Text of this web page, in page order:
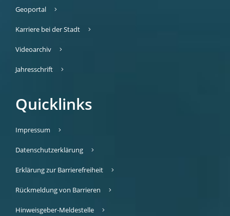
Geoportal
Karriere bei der Stadt
Videoarchiv
Jahresschrift
Quicklinks
Impressum
Datenschutzerklärung
Erklärung zur Barrierefreiheit
Rückmeldung von Barrieren
Hinweisgeber-Meldestelle